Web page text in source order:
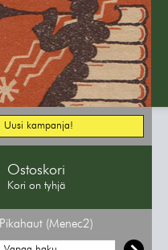
Uusi kampanja!
Ostoskori
Kori on tyhjä
Pikahaut (Menec2)